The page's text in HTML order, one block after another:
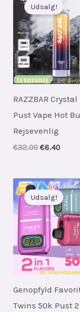
Udsalg!
RAZZBAR
Pust Vape Hot
Rejsevenlig
€32.00 Original
€32.00.
€6.40
Udsalg!
Genopfyld
Twins 50k Pust 2